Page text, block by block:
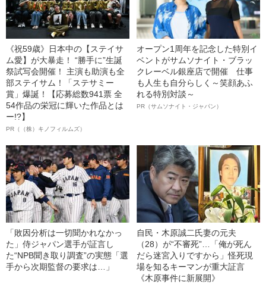
《祝59歳》日本中の【ステイサ
ム愛】が大暴走！ “勝手に”生誕
祭試写会開催！ 主演も助演も全
部ステイサム！「ステサミー
賞」爆誕！【応募総数941票 全
54作品の栄冠に輝いた作品とは
ー!?】
PR（（株）キノフィルムズ）
オープン1周年を記念した特別イ
ベントがサムソナイト・ブラッ
クレーベル銀座店で開催 仕事
も人生も自分らしく～笑顔あふ
れる特別対談～
PR（サムソナイト・ジャパン）
「敗因分析は一切聞かれなかっ
た」侍ジャパン選手が証言し
た“NPB聞き取り調査”の実態「選
手から次期監督の要求は…」
自民・木原誠二氏妻の元夫
（28）が“不審死”…「俺が死ん
だら迷宮入りですから」怪死現
場を知るキーマンが重大証言
《木原事件に新展開》